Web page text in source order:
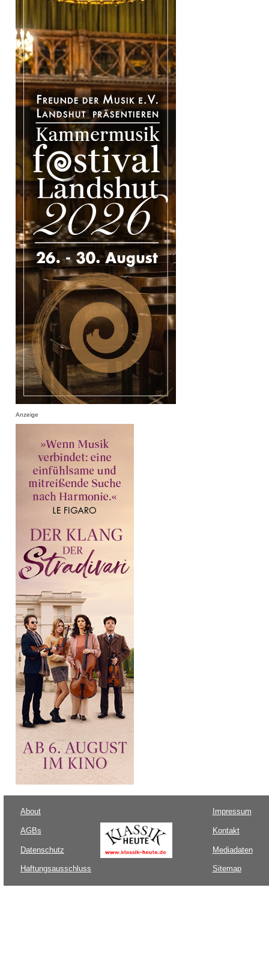
Anzeige
About
AGBs
Datenschutz
Haftungsausschluss
Impressum
Kontakt
Mediadaten
Sitemap